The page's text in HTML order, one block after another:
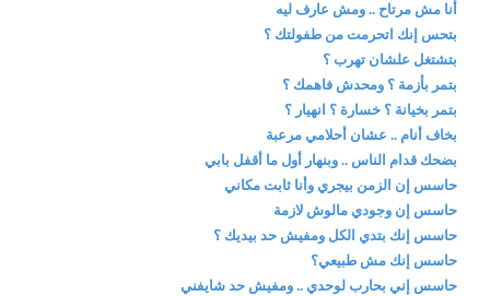
أنا مش مرتاح .. ومش عارف ليه
بتحس إنك اتحرمت من طفولتك ؟
بتشتغل علشان تهرب ؟
بتمر بأزمة ؟ ومحدش فاهمك ؟
بتمر بخيانة ؟ خسارة ؟ انهيار ؟
بخاف أنام .. عشان أحلامي مرعبة
بضحك قدام الناس .. وبنهار أول ما أقفل بابي
حاسس إن الزمن بيجري وأنا ثابت مكاني
حاسس إن وجودي مالوش لازمة
حاسس إنك بتدي الكل ومفيش حد بيديك ؟
حاسس إنك مش طبيعي؟
حاسس إني بحارب لوحدي .. ومفيش حد شايفني